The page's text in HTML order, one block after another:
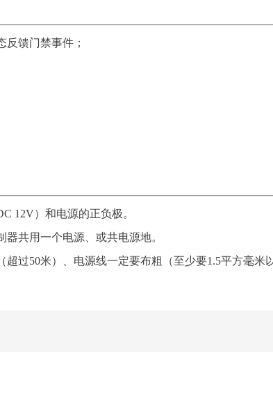
反馈门禁事件；
12V）和电源的正负极。
共用一个电源、或共电源地。
超过50米）、电源线一定要布粗（至少要1.5平方毫米